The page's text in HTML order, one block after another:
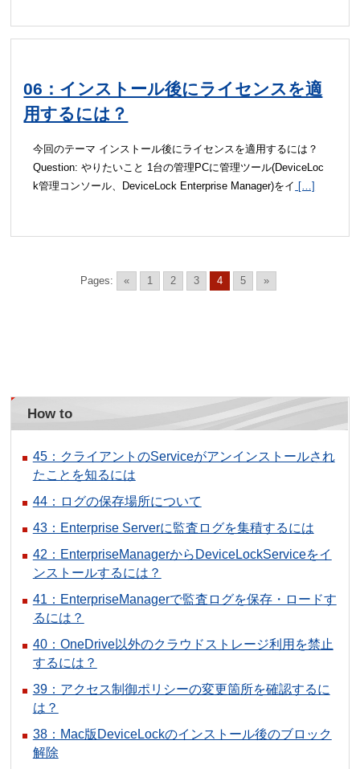
06：インストール後にライセンスを適
用するには？
今回のテーマ インストール後にライセンスを適用するには？
Question: やりたいこと 1台の管理PCに管理ツール(DeviceLoc
k管理コンソール、DeviceLock Enterprise Manager)をイ […]
Pages: « 1 2 3 4 5 »
How to
45：クライアントのServiceがアンインストールされ
たことを知るには
44：ログの保存場所について
43：Enterprise Serverに監査ログを集積するには
42：EnterpriseManagerからDeviceLockServiceをイ
ンストールするには？
41：EnterpriseManagerで監査ログを保存・ロードす
るには？
40：OneDrive以外のクラウドストレージ利用を禁止
するには？
39：アクセス制御ポリシーの変更箇所を確認するに
は？
38：Mac版DeviceLockのインストール後のブロック
解除